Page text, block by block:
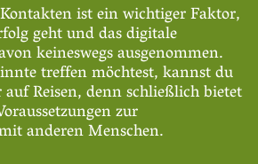
ist ein wichtiger Faktor,
geht und das digitale
keineswegs ausgenommen.
treffen möchtest, kannst du
Reisen, denn schließlich bietet
zur
anderen Menschen.